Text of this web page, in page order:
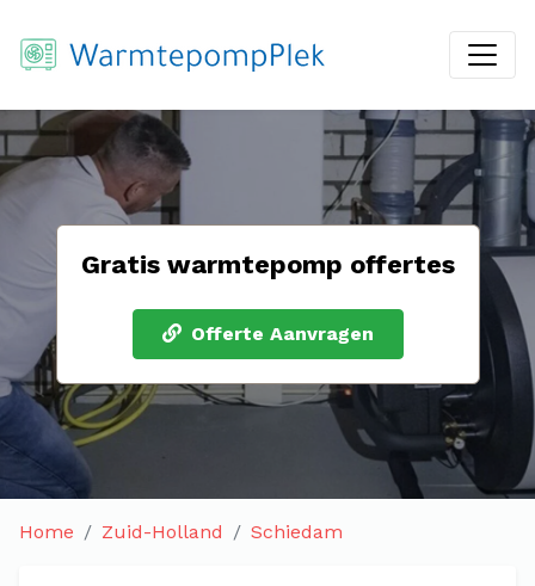
Gratis warmtepomp offertes
Offerte Aanvragen
Home Zuid-Holland Schiedam